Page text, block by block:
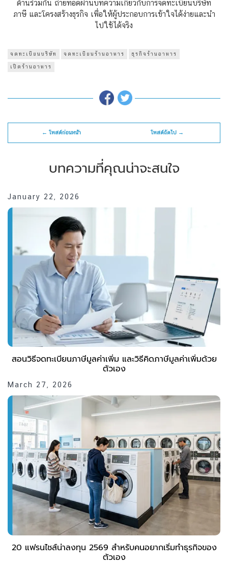
ด้านร่วมกัน ถ่ายทอดผ่านบทความเกี่ยวกับการจดทะเบียนบริษัท
ภาษี และโครงสร้างธุรกิจ เพื่อให้ผู้ประกอบการเข้าใจได้ง่ายและนำ
ไปใช้ได้จริง
จดทะเบียนบริษัท จดทะเบียนร้านอาหาร ธุรกิจร้านอาหาร
เปิดร้านอาหาร
← โพสต์ก่อนหน้า โพสต์ถัดไป →
บทความที่คุณน่าจะสนใจ
January 22, 2026
สอนวิธีจดทะเบียนภาษีมูลค่าเพิ่ม และวิธีคิดภาษีมูลค่าเพิ่มด้วย
ตัวเอง
March 27, 2026
20 แฟรนไชส์น่าลงทุน 2569 สำหรับคนอยากเริ่มทำธุรกิจของ
ตัวเอง